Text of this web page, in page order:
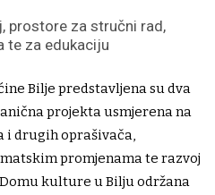
prostore za stručni rad,
te za edukaciju
Bilje predstavljena su dva
projekta usmjerena na
i drugih oprašivača,
promjenama te razvoj
kulture u Bilju održana